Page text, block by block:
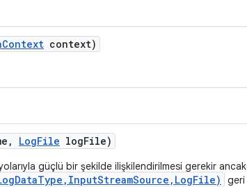
Context context)
, LogFile logFile)
güçlü bir şekilde ilişkilendirilmesi gerekir ancak
geri